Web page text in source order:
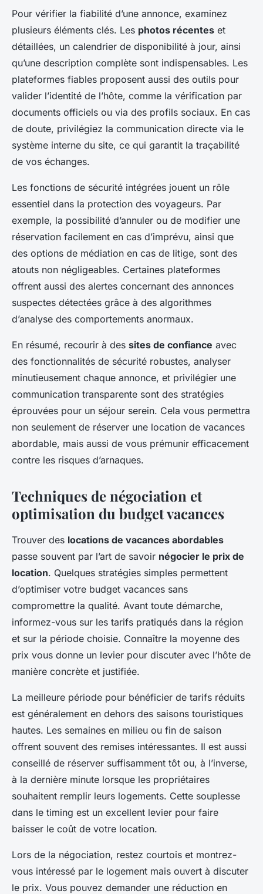
Pour vérifier la fiabilité d’une annonce, examinez
plusieurs éléments clés. Les photos récentes et
détaillées, un calendrier de disponibilité à jour, ainsi
qu’une description complète sont indispensables. Les
plateformes fiables proposent aussi des outils pour
valider l’identité de l’hôte, comme la vérification par
documents officiels ou via des profils sociaux. En cas
de doute, privilégiez la communication directe via le
système interne du site, ce qui garantit la traçabilité
de vos échanges.
Les fonctions de sécurité intégrées jouent un rôle
essentiel dans la protection des voyageurs. Par
exemple, la possibilité d’annuler ou de modifier une
réservation facilement en cas d’imprévu, ainsi que
des options de médiation en cas de litige, sont des
atouts non négligeables. Certaines plateformes
offrent aussi des alertes concernant des annonces
suspectes détectées grâce à des algorithmes
d’analyse des comportements anormaux.
En résumé, recourir à des sites de confiance avec
des fonctionnalités de sécurité robustes, analyser
minutieusement chaque annonce, et privilégier une
communication transparente sont des stratégies
éprouvées pour un séjour serein. Cela vous permettra
non seulement de réserver une location de vacances
abordable, mais aussi de vous prémunir efficacement
contre les risques d’arnaques.
Techniques de négociation et
optimisation du budget vacances
Trouver des locations de vacances abordables
passe souvent par l’art de savoir négocier le prix de
location. Quelques stratégies simples permettent
d’optimiser votre budget vacances sans
compromettre la qualité. Avant toute démarche,
informez-vous sur les tarifs pratiqués dans la région
et sur la période choisie. Connaître la moyenne des
prix vous donne un levier pour discuter avec l’hôte de
manière concrète et justifiée.
La meilleure période pour bénéficier de tarifs réduits
est généralement en dehors des saisons touristiques
hautes. Les semaines en milieu ou fin de saison
offrent souvent des remises intéressantes. Il est aussi
conseillé de réserver suffisamment tôt ou, à l’inverse,
à la dernière minute lorsque les propriétaires
souhaitent remplir leurs logements. Cette souplesse
dans le timing est un excellent levier pour faire
baisser le coût de votre location.
Lors de la négociation, restez courtois et montrez-
vous intéressé par le logement mais ouvert à discuter
le prix. Vous pouvez demander une réduction en